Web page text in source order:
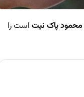
محمود پاک نیت است را